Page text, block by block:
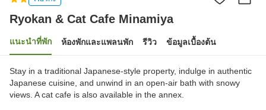
Ryokan & Cat Cafe Minamiya
แนะนำที่พัก ห้องพักและแพลนพัก รีวิว ข้อมูลเบื้องต้น
Stay in a traditional Japanese-style property, indulge in authentic
Japanese cuisine, and unwind in an open-air bath with snowy
views. A cat cafe is also available in the annex.